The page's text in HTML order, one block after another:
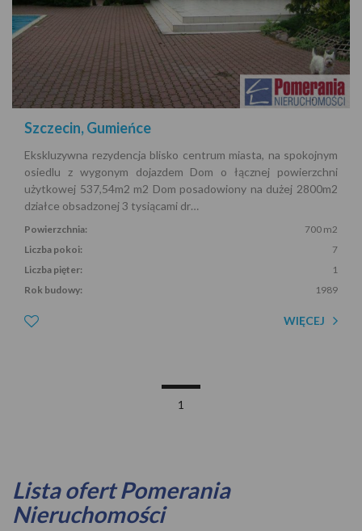
Szczecin, Gumieńce
Ekskluzywna rezydencja blisko centrum miasta, na spokojnym
osiedlu z wygonym dojazdem Dom o łącznej powierzchni
użytkowej 537,54m2 m2 Dom posadowiony na dużej 2800m2
działce obsadzonej 3 tysiącami dr…
Powierzchnia:
700 m2
Liczba pokoi:
7
Liczba pięter:
1
Rok budowy:
1989
WIĘCEJ
1
Lista ofert Pomerania
Nieruchomości